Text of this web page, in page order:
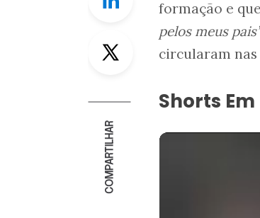
Twitter
COMPARTILHAR
formação e
pelos meus pais”
circularam nas
Shorts